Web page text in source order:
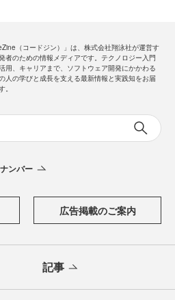
（コードジン）」は、株式会社翔泳社が運営す
者のための情報メディアです。テクノロジー入門
用、キャリアまで、ソフトウェア開発にかかわる
人の学びと成長を支える最新情報と実践知をお届
。
ンバー
広告掲載のご案内
記事